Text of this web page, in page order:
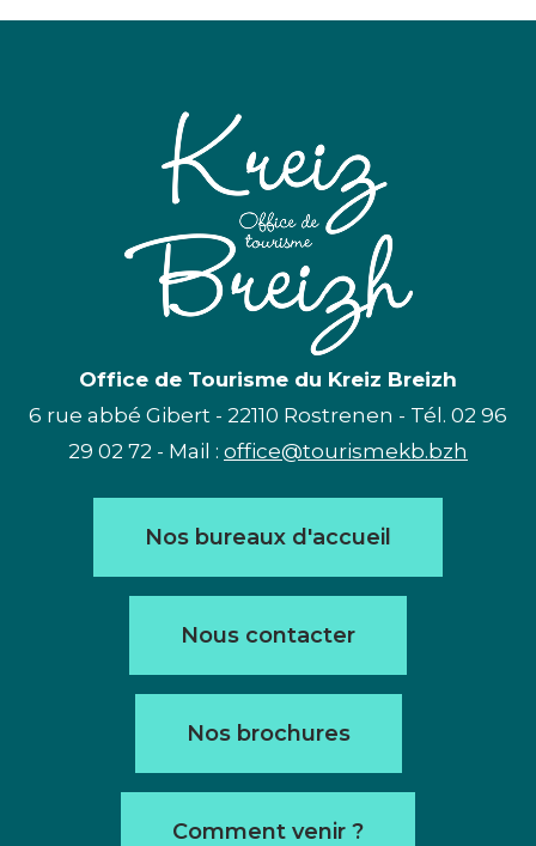
Office de Tourisme du Kreiz Breizh
6 rue abbé Gibert - 22110 Rostrenen - Tél. 02 96
29 02 72 - Mail : office@tourismekb.bzh
Nos bureaux d'accueil
Nous contacter
Nos brochures
Comment venir ?